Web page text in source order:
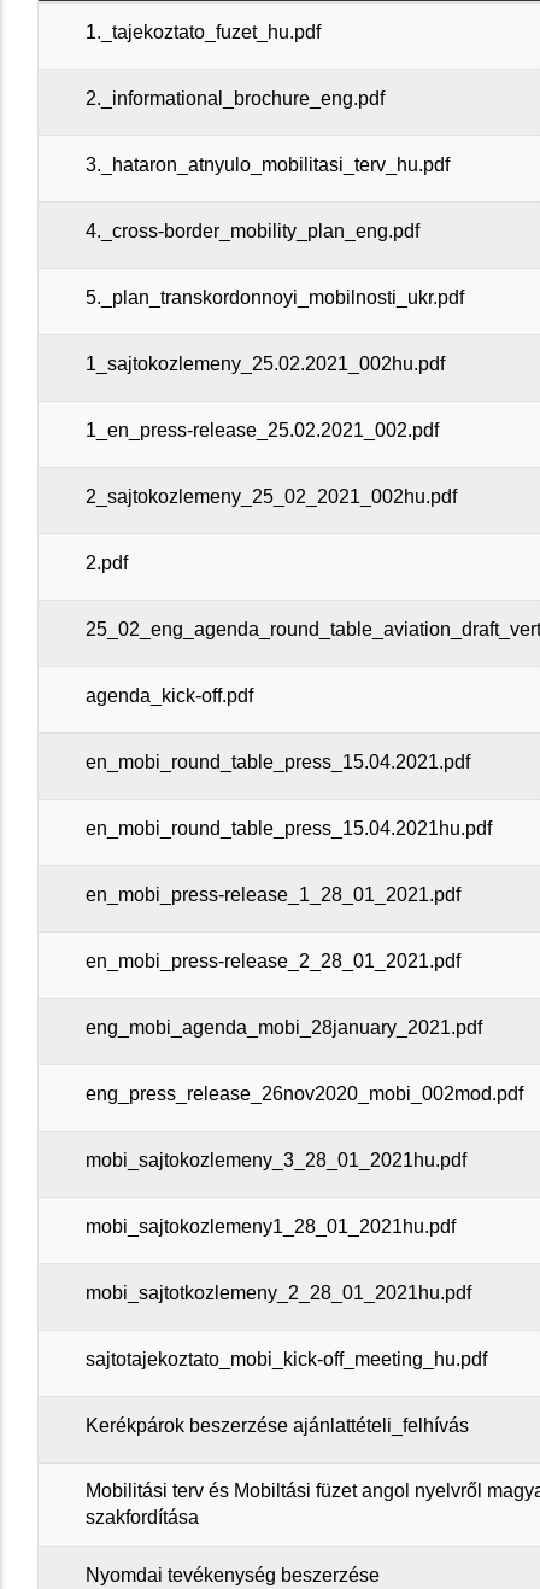
1._tajekoztato_fuzet_hu.pdf
2._informational_brochure_eng.pdf
3._hataron_atnyulo_mobilitasi_terv_hu.pdf
4._cross-border_mobility_plan_eng.pdf
5._plan_transkordonnoyi_mobilnosti_ukr.pdf
1_sajtokozlemeny_25.02.2021_002hu.pdf
1_en_press-release_25.02.2021_002.pdf
2_sajtokozlemeny_25_02_2021_002hu.pdf
2.pdf
agenda_kick-off.pdf
en_mobi_round_table_press_15.04.2021.pdf
en_mobi_round_table_press_15.04.2021hu.pdf
en_mobi_press-release_1_28_01_2021.pdf
en_mobi_press-release_2_28_01_2021.pdf
eng_mobi_agenda_mobi_28january_2021.pdf
eng_press_release_26nov2020_mobi_002mod.pdf
mobi_sajtokozlemeny_3_28_01_2021hu.pdf
mobi_sajtokozlemeny1_28_01_2021hu.pdf
mobi_sajtotkozlemeny_2_28_01_2021hu.pdf
sajtotajekoztato_mobi_kick-off_meeting_hu.pdf
Kerékpárok beszerzése ajánlattételi_felhívás
Mobilitási terv és Mobiltási füzet angol nyelvről
szakfordítása
Nyomdai tevékenység beszerzése